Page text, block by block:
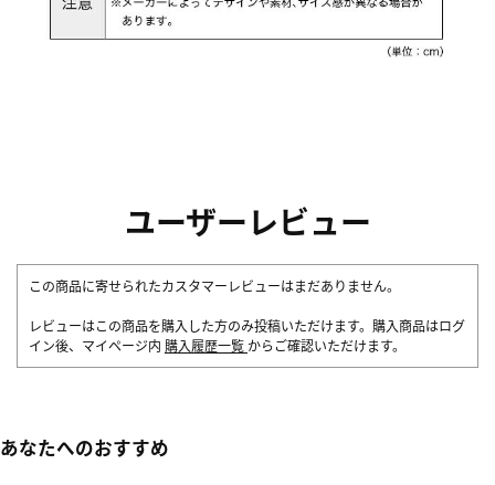
ユーザーレビュー
この商品に寄せられたカスタマーレビューはまだありません。
レビューはこの商品を購入した方のみ投稿いただけます。購入商品はログ
イン後、マイページ内 購入履歴一覧 からご確認いただけます。
あなたへのおすすめ